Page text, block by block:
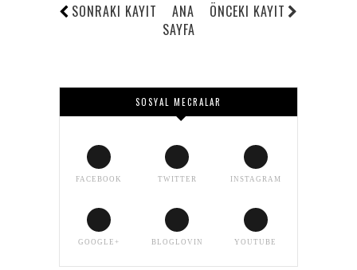
SONRAKI KAYIT ÖNCEKI KAYIT
ANA
SAYFA
SOSYAL MECRALAR
FACEBOOK TWITTER INSTAGRAM
GOOGLE+ BLOGLOVIN YOUTUBE